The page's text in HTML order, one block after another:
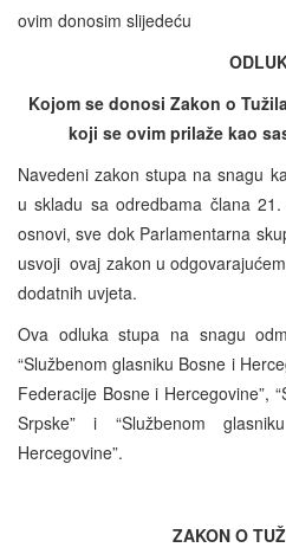
ovim donosim slijedeću
Kojom se donosi Zakon o
koji se ovim prilaže kao
Navedeni zakon stupa na snagu
u skladu sa odredbama člana
osnovi, sve dok Parlamentarna
usvoji ovaj zakon u
dodatnih uvjeta.
Ova odluka stupa na snagu
“Službenom glasniku Bosne i
Federacije Bosne i Hercegovine”,
Srpske” i “Službenom
Hercegovine”.
ZAKON O